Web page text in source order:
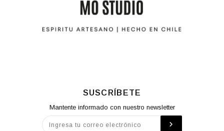
SUSCRÍBETE
Mantente informado con nuestro newsletter